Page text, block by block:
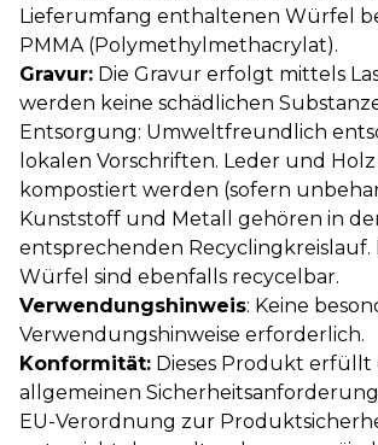
Lieferumfang enthaltenen Würfel
PMMA (Polymethylmethacrylat).
Gravur: Die Gravur erfolgt mittels
werden keine schädlichen
Entsorgung: Umweltfreundlich
lokalen Vorschriften. Leder und
kompostiert werden (sofern
Kunststoff und Metall gehören in
entsprechenden Recyclingkreislauf.
Würfel sind ebenfalls recycelbar.
Verwendungshinweis: Keine
Verwendungshinweise erforderlich.
Konformität: Dieses Produkt erfüllt
allgemeinen
EU-Verordnung zur